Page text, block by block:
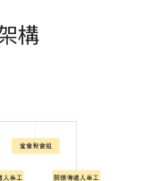
構